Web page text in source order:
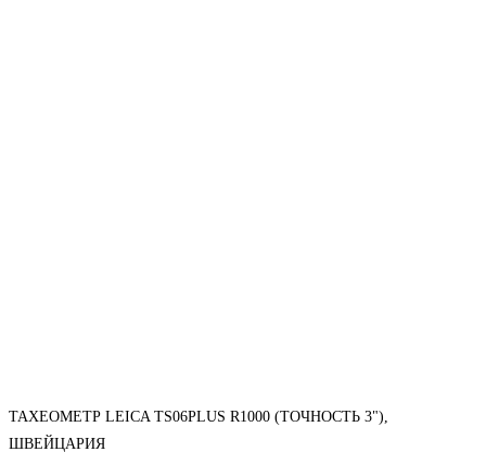
ТАХЕОМЕТР LEICA TS06PLUS R1000 (ТОЧНОСТЬ 3"),
ШВЕЙЦАРИЯ